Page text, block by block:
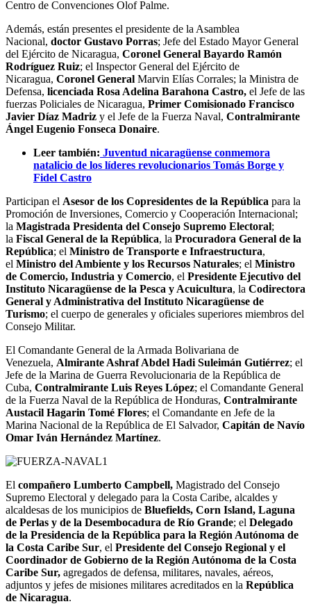
Centro de Convenciones Olof Palme.
Además, están presentes el presidente de la Asamblea
Nacional, doctor Gustavo Porras; Jefe del Estado Mayor General
del Ejército de Nicaragua, Coronel General Bayardo Ramón
Rodríguez Ruiz; el Inspector General del Ejército de
Nicaragua, Coronel General Marvin Elías Corrales; la Ministra de
Defensa, licenciada Rosa Adelina Barahona Castro, el Jefe de las
fuerzas Policiales de Nicaragua, Primer Comisionado Francisco
Javier Díaz Madriz y el Jefe de la Fuerza Naval, Contralmirante
Ángel Eugenio Fonseca Donaire.
Leer también: Juventud nicaragüense conmemora
natalicio de los líderes revolucionarios Tomás Borge y
Fidel Castro
Participan el Asesor de los Copresidentes de la República para la
Promoción de Inversiones, Comercio y Cooperación Internacional;
la Magistrada Presidenta del Consejo Supremo Electoral;
la Fiscal General de la República, la Procuradora General de la
República; el Ministro de Transporte e Infraestructura,
el Ministro del Ambiente y los Recursos Naturales; el Ministro
de Comercio, Industria y Comercio, el Presidente Ejecutivo del
Instituto Nicaragüense de la Pesca y Acuicultura, la Codirectora
General y Administrativa del Instituto Nicaragüense de
Turismo; el cuerpo de generales y oficiales superiores miembros del
Consejo Militar.
El Comandante General de la Armada Bolivariana de
Venezuela, Almirante Ashraf Abdel Hadi Suleimán Gutiérrez; el
Jefe de la Marina de Guerra Revolucionaria de la República de
Cuba, Contralmirante Luis Reyes López; el Comandante General
de la Fuerza Naval de la República de Honduras, Contralmirante
Austacil Hagarin Tomé Flores; el Comandante en Jefe de la
Marina Nacional de la República de El Salvador, Capitán de Navío
Omar Iván Hernández Martínez.
El compañero Lumberto Campbell, Magistrado del Consejo
Supremo Electoral y delegado para la Costa Caribe, alcaldes y
alcaldesas de los municipios de Bluefields, Corn Island, Laguna
de Perlas y de la Desembocadura de Río Grande; el Delegado
de la Presidencia de la República para la Región Autónoma de
la Costa Caribe Sur, el Presidente del Consejo Regional y el
Coordinador de Gobierno de la Región Autónoma de la Costa
Caribe Sur, agregados de defensa, militares, navales, aéreos,
adjuntos y jefes de misiones militares acreditados en la República
de Nicaragua.